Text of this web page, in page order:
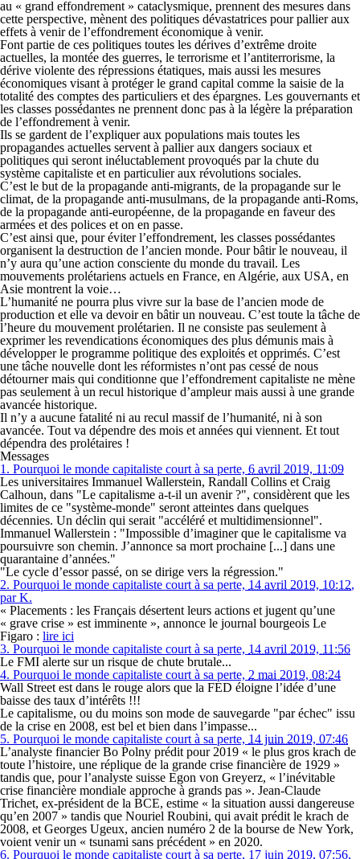
au « grand effondrement » cataclysmique, prennent des mesures dans
cette perspective, mènent des politiques dévastatrices pour pallier aux
effets à venir de l’effondrement économique à venir.
Font partie de ces politiques toutes les dérives d’extrême droite
actuelles, la montée des guerres, le terrorisme et l’antiterrorisme, la
dérive violente des répressions étatiques, mais aussi les mesures
économiques visant à protéger le grand capital comme la saisie de la
totalité des comptes des particuliers et des épargnes. Les gouvernants et
les classes possédantes ne prennent donc pas à la légère la préparation
de l’effondrement à venir.
Ils se gardent de l’expliquer aux populations mais toutes les
propagandes actuelles servent à pallier aux dangers sociaux et
politiques qui seront inéluctablement provoqués par la chute du
système capitaliste et en particulier aux révolutions sociales.
C’est le but de la propagande anti-migrants, de la propagande sur le
climat, de la propagande anti-musulmans, de la propagande anti-Roms,
de la propagande anti-européenne, de la propagande en faveur des
armées et des polices et on en passe.
C’est ainsi que, pour éviter l’effondrement, les classes possédantes
organisent la destruction de l’ancien monde. Pour bâtir le nouveau, il
n’y aura qu’une action consciente du monde du travail. Les
mouvements prolétariens actuels en France, en Algérie, aux USA, en
Asie montrent la voie…
L’humanité ne pourra plus vivre sur la base de l’ancien mode de
production et elle va devoir en bâtir un nouveau. C’est toute la tâche de
l’heure du mouvement prolétarien. Il ne consiste pas seulement à
exprimer les revendications économiques des plus démunis mais à
développer le programme politique des exploités et opprimés. C’est
une tâche nouvelle dont les réformistes n’ont pas cessé de nous
détourner mais qui conditionne que l’effondrement capitaliste ne mène
pas seulement à un recul historique d’ampleur mais aussi à une grande
avancée historique.
Il n’y a aucune fatalité ni au recul massif de l’humanité, ni à son
avancée. Tout va dépendre des mois et années qui viennent. Et tout
dépendra des prolétaires !
Messages
1. Pourquoi le monde capitaliste court à sa perte, 6 avril 2019, 11:09
Les universitaires Immanuel Wallerstein, Randall Collins et Craig
Calhoun, dans "Le capitalisme a-t-il un avenir ?", considèrent que les
limites de ce "système-monde" seront atteintes dans quelques
décennies. Un déclin qui serait "accéléré et multidimensionnel".
Immanuel Wallerstein : "Impossible d’imaginer que le capitalisme va
poursuivre son chemin. J’annonce sa mort prochaine [...] dans une
quarantaine d’années."
"Le cycle d’essor passé, on se dirige vers la régression."
2. Pourquoi le monde capitaliste court à sa perte, 14 avril 2019, 10:12,
parK.
« Placements : les Français désertent leurs actions et jugent qu’une
« grave crise » est imminente », annonce le journal bourgeois Le
Figaro : lire ici
3. Pourquoi le monde capitaliste court à sa perte, 14 avril 2019, 11:56
Le FMI alerte sur un risque de chute brutale...
4. Pourquoi le monde capitaliste court à sa perte, 2 mai 2019, 08:24
Wall Street est dans le rouge alors que la FED éloigne l’idée d’une
baisse des taux d’intérêts !!!
Le capitalisme, ou du moins son mode de sauvegarde "par échec" issu
de la crise en 2008, est bel et bien dans l’impasse...
5. Pourquoi le monde capitaliste court à sa perte, 14 juin 2019, 07:46
L’analyste financier Bo Polny prédit pour 2019 « le plus gros krach de
toute l’histoire, une réplique de la grande crise financière de 1929 »
tandis que, pour l’analyste suisse Egon von Greyerz, « l’inévitable
crise financière mondiale approche à grands pas ». Jean-Claude
Trichet, ex-président de la BCE, estime « la situation aussi dangereuse
qu’en 2007 » tandis que Nouriel Roubini, qui avait prédit le krach de
2008, et Georges Ugeux, ancien numéro 2 de la bourse de New York,
voient venir un « tsunami sans précédent » en 2020.
6. Pourquoi le monde capitaliste court à sa perte, 17 juin 2019, 07:56,